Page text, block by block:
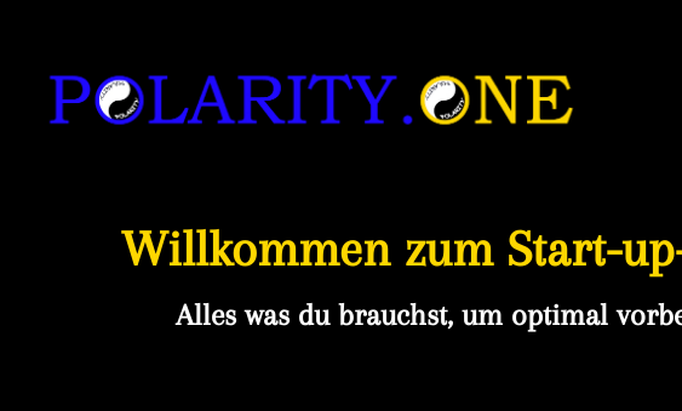
Willkommen zum Start-
Alles was du brauchst, um optimal